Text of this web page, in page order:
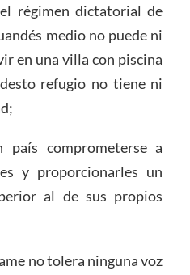
régimen dictatorial de
medio no puede ni
en una villa con piscina
refugio no tiene ni
país comprometerse a
y proporcionarles un
al de sus propios
no tolera ninguna voz